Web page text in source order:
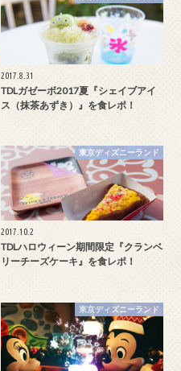
2017.8.31
TDLガゼーボ2017夏『シェイブアイ
ス（抹茶あずき）』を食レポ！
東京ディズニーランド
2017.10.2
TDLハロウィーン期間限定『クランベ
リーチーズケーキ』を食レポ！
東京ディズニーランド